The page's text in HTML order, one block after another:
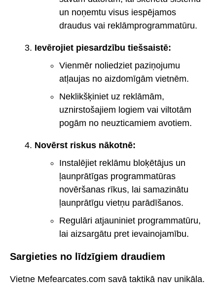
un noņemtu visus iespējamos
draudus vai reklāmprogrammatūru.
Ievērojiet piesardzību tiešsaistē:
Vienmēr noliedziet paziņojumu
atļaujas no aizdomīgām vietnēm.
Neklikšķiniet uz reklāmām,
uznirstošajiem logiem vai viltotām
pogām no neuzticamiem avotiem.
Novērst riskus nākotnē:
Instalējiet reklāmu bloķētājus un
ļaunprātīgas programmatūras
novēršanas rīkus, lai samazinātu
ļaunprātīgu vietņu parādīšanos.
Regulāri atjauniniet programmatūru,
lai aizsargātu pret ievainojamību.
Sargieties no līdzīgiem draudiem
Vietne Mefearcates.com savā taktikā nav unikāla.